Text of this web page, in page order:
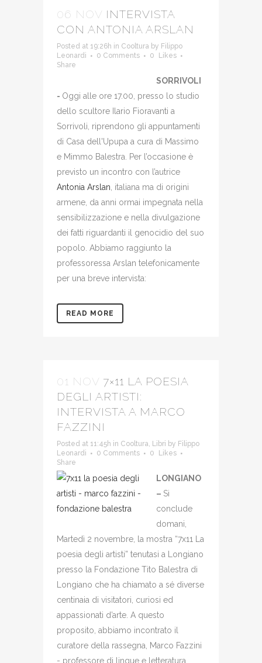
06 NOV INTERVISTA
CON ANTONIA ARSLAN
Posted at 19:26h in Cooltura by Filippo
Leonardi
0 Comments 0
Likes
Share
SORRIVOLI
- Oggi alle ore 17.00, presso lo studio
dello scultore Ilario Fioravanti a
Sorrivoli, riprendono gli appuntamenti
di Casa dell'Upupa a cura di Massimo
e Mimmo Balestra. Per l’occasione è
previsto un incontro con l’autrice
Antonia Arslan , italiana ma di origini
armene, da anni ormai impegnata nella
sensibilizzazione e nella divulgazione
dei fatti riguardanti il genocidio del suo
popolo. Abbiamo raggiunto la
professoressa Arslan telefonicamente
per una breve intervista:
READ MORE
01 NOV 7×11 LA POESIA
DEGLI ARTISTI:
INTERVISTA A MARCO
FAZZINI
Posted at 11:45h in Cooltura, Libri by Filippo
Leonardi
0 Comments 0
Likes
Share
LONGIANO
– Si
conclude
domani,
Martedì 2 novembre, la mostra “7x11 La
poesia degli artisti” tenutasi a Longiano
presso la Fondazione Tito Balestra di
Longiano che ha chiamato a sé diverse
centinaia di visitatori, curiosi ed
appassionati d’arte. A questo
proposito, abbiamo incontrato il
curatore della rassegna, Marco Fazzini
- professore di lingue e letteratura